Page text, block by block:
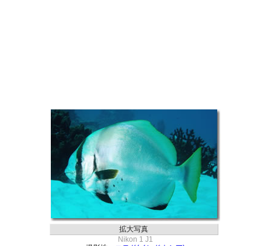
拡大写真
Nikon 1 J1